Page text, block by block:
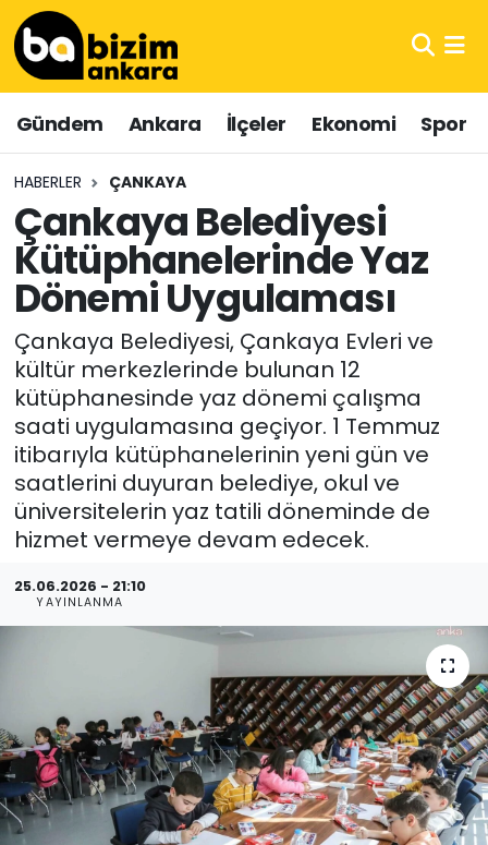
Gündem Ankara İlçeler Ekonomi Spor
HABERLER ÇANKAYA
Çankaya Belediyesi
Kütüphanelerinde Yaz
Dönemi Uygulaması
Çankaya Belediyesi, Çankaya Evleri ve
kültür merkezlerinde bulunan 12
kütüphanesinde yaz dönemi çalışma
saati uygulamasına geçiyor. 1 Temmuz
itibarıyla kütüphanelerinin yeni gün ve
saatlerini duyuran belediye, okul ve
üniversitelerin yaz tatili döneminde de
hizmet vermeye devam edecek.
25.06.2026 - 21:10
YAYINLANMA
Hava Durumu
Trafik Durumu
Süper Lig Puan Durumu ve Fikstür
Tüm Manşetler
Son Dakika Haberleri
Haber Arşivi